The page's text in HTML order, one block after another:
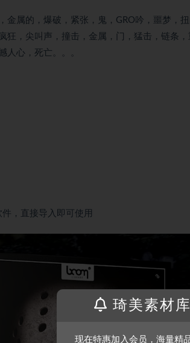
金属的，爆破，紧张，鬼，GRO吟，噩梦，
狂，尖叫声，撞击，金属，门，猛击，链条
人心，死亡。。。
，直接导入即可使用
琦美素材
现在特惠加入会员，海量精